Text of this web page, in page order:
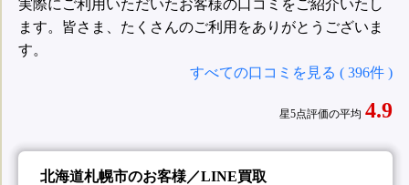
実際にご利用いただいたお客様の口コミをご紹介いたし
ます。皆さま、たくさんのご利用をありがとうございま
す。
すべての口コミを見る ( 396件 )
星5点評価の平均 4.9
北海道札幌市のお客様／LINE買取